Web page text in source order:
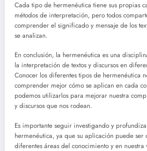
Cada tipo de hermenéutica tiene sus propias
métodos de interpretación, pero todos
comprender el significado y mensaje de los
se analizan.
En conclusión, la hermenéutica es una
la interpretación de textos y discursos en
Conocer los diferentes tipos de hermenéutica
comprender mejor cómo se aplican en cada
podemos utilizarlos para mejorar nuestra
y discursos que nos rodean.
Es importante seguir investigando y
hermenéutica, ya que su aplicación puede
diferentes áreas del conocimiento y en